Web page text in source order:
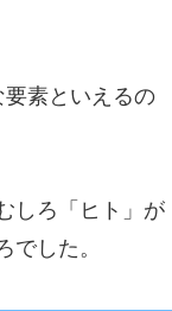
素といえるの
しろ「ヒト」が
した。